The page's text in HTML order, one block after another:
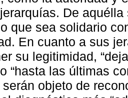
De
que sea solidario
En cuanto a sus
su legitimidad,
“hasta las últimas
objeto de